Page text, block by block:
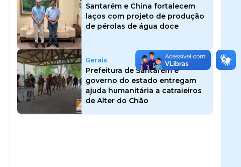
Santarém e China fortalecem
laços com projeto de produção
de pérolas de água doce
Gerais
Prefeitura de Santarém e
governo do estado entregam
ajuda humanitária a catraieiros
de Alter do Chão